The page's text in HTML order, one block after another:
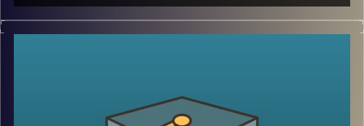
התפתחות המחול לבמה בארץ הושפעה
מספרת דוקטור רות אשל על היצירה ההטרוגנית
של המחול לבמה: הבמה האתיופית, הבמה